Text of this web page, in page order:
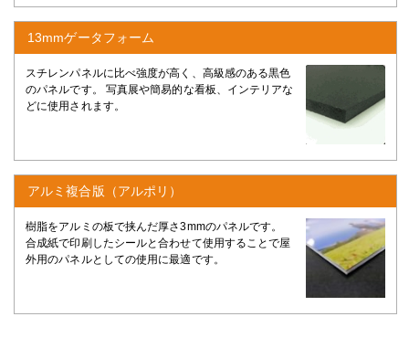
13mmゲータフォーム
スチレンパネルに比べ強度が高く、高級感のある黒色
のパネルです。 写真展や簡易的な看板、インテリアな
どに使用されます。
アルミ複合版（アルポリ）
樹脂をアルミの板で挟んだ厚さ3mmのパネルです。
合成紙で印刷したシールと合わせて使用することで屋
外用のパネルとしての使用に最適です。